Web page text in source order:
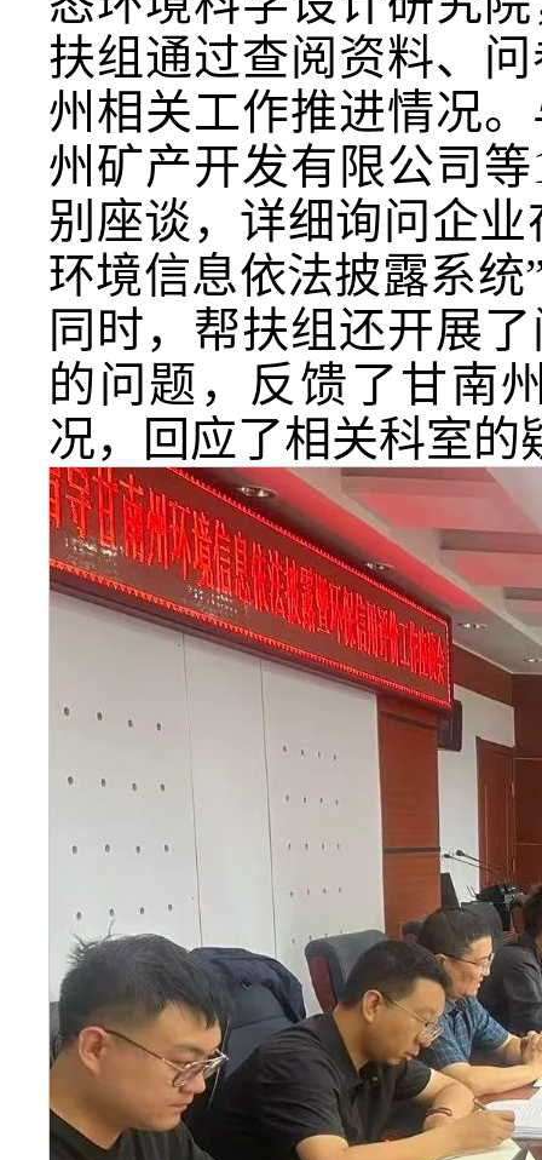
扶组通过查阅资料、
州相关工作推进情况
州矿产开发有限公司
别座谈，详细询问企
环境信息依法披露系
同时，帮扶组还开展
的问题，反馈了甘南
况，回应了相关科室的